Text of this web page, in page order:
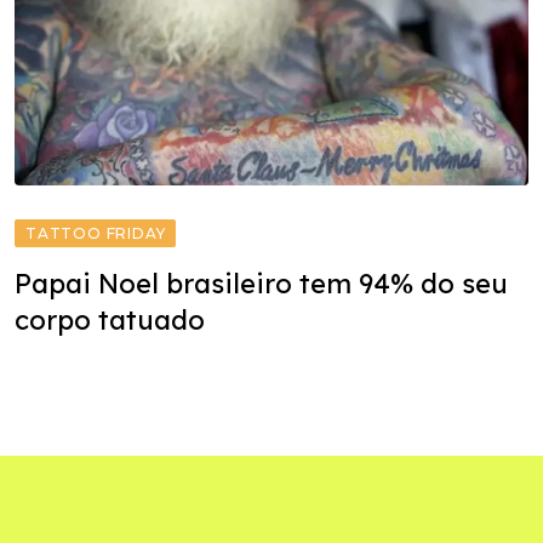
TATTOO FRIDAY
Papai Noel brasileiro tem 94% do seu
corpo tatuado